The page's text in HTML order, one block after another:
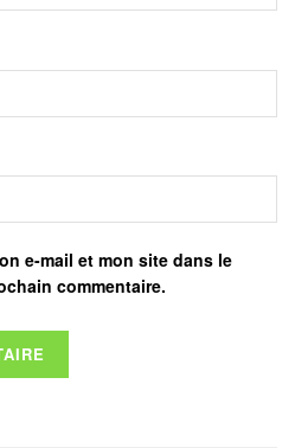
e-mail et mon site dans le
commentaire.